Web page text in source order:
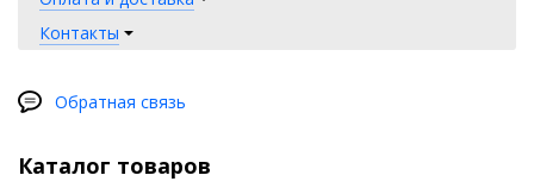
Контакты
Обратная связь
Каталог товаров